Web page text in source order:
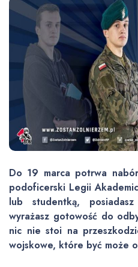
Do 19 marca potrwa
podoficerski Legii
lub studentką,
wyrażasz gotowość do
nic nie stoi na
wojskowe, które być może